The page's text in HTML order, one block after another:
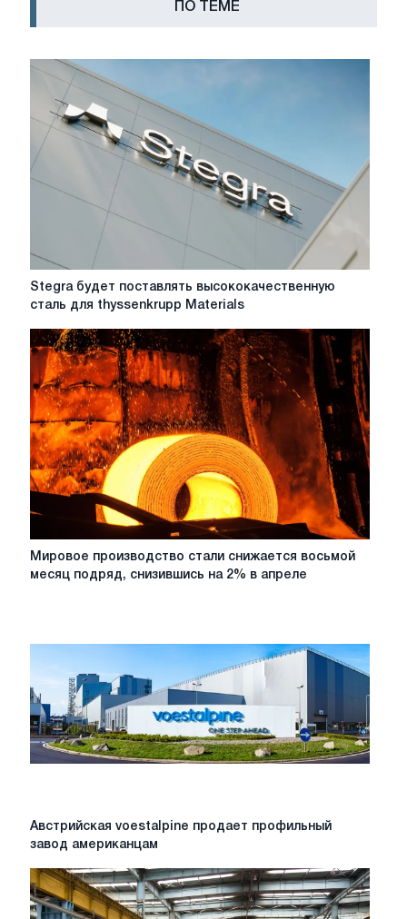
ПО ТЕМЕ
Stegra
будет
высококачественную
сталь
для
thyssenkrupp
Materials
Stegra будет поставлять высококачественную
сталь для thyssenkrupp Materials
Мировое
производство
месяц
подряд,
снизившись
на
2%
в
апреле
Мировое производство стали снижается восьмой
месяц подряд, снизившись на 2% в апреле
Австрийская
профильный
завод
американцам
Австрийская voestalpine продает профильный
завод американцам